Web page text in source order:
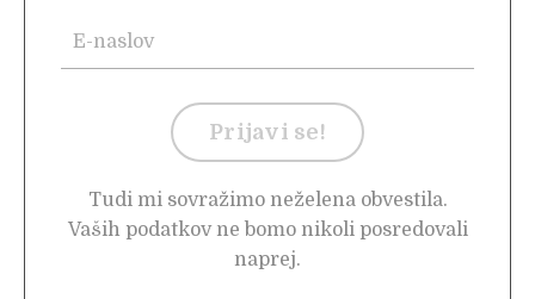
Prijavi se!
Tudi mi sovražimo neželena obvestila.
Vaših podatkov ne bomo nikoli posredovali
naprej.